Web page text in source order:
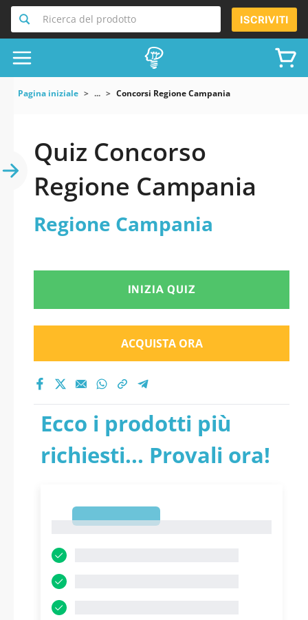
Ricerca del prodotto ISCRIVITI
Pagina iniziale ... Concorsi Regione Campania
Quiz Concorso
Regione Campania
Regione Campania
INIZIA QUIZ
ACQUISTA ORA
Ecco i prodotti più
richiesti... Provali ora!